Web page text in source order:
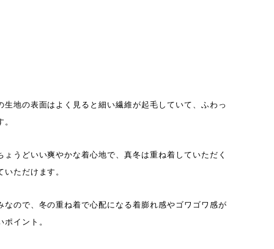
生地の表面はよく見ると細い繊維が起毛していて、ふわっ
ょうどいい爽やかな着心地で、真冬は重ね着していただく
いただけます。
なので、冬の重ね着で心配になる着膨れ感やゴワゴワ感が
イント。